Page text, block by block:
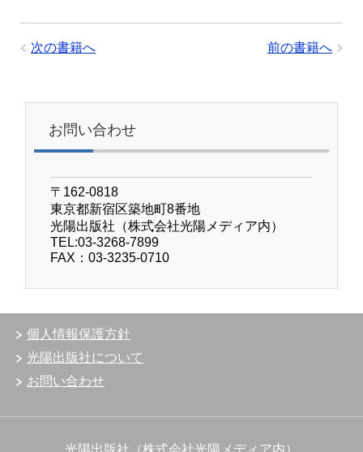
前の書籍へ
次の書籍へ
お問い合わせ
〒162-0818
東京都新宿区築地町8番地
光陽出版社（株式会社光陽メディア内）
TEL:03-3268-7899
FAX：03-3235-0710
個人情報保護方針
光陽出版社について
お問い合わせ
光陽出版社（株式会社光陽メディア内）